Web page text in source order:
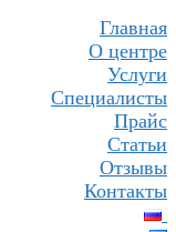
Главная
О центре
Услуги
Специалисты
Прайс
Статьи
Отзывы
Контакты